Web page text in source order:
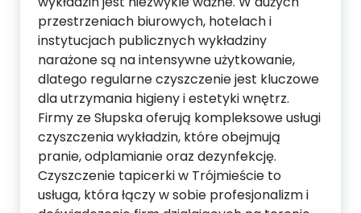
przestrzeniach biurowych, hotelach i
instytucjach publicznych wykładziny
narażone są na intensywne użytkowanie,
dlatego regularne czyszczenie jest kluczowe
dla utrzymania higieny i estetyki wnętrz.
Firmy ze Słupska oferują kompleksowe usługi
czyszczenia wykładzin, które obejmują
pranie, odplamianie oraz dezynfekcję.
Czyszczenie tapicerki w Trójmieście to
usługa, która łączy w sobie profesjonalizm i